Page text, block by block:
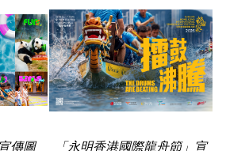
傳圖
「永明香港國際龍舟節」宣